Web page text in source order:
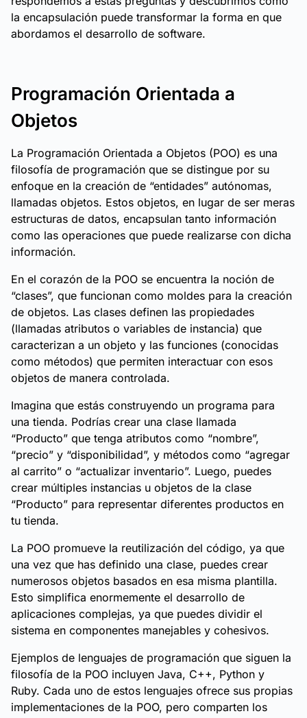
la encapsulación puede transformar la forma en que
abordamos el desarrollo de software.
Programación Orientada a
Objetos
La Programación Orientada a Objetos (POO) es una
filosofía de programación que se distingue por su
enfoque en la creación de “entidades” autónomas,
llamadas objetos. Estos objetos, en lugar de ser meras
estructuras de datos, encapsulan tanto información
como las operaciones que puede realizarse con dicha
información.
En el corazón de la POO se encuentra la noción de
“clases”, que funcionan como moldes para la creación
de objetos. Las clases definen las propiedades
(llamadas atributos o variables de instancia) que
caracterizan a un objeto y las funciones (conocidas
como métodos) que permiten interactuar con esos
objetos de manera controlada.
Imagina que estás construyendo un programa para
una tienda. Podrías crear una clase llamada
“Producto” que tenga atributos como “nombre”,
“precio” y “disponibilidad”, y métodos como “agregar
al carrito” o “actualizar inventario”. Luego, puedes
crear múltiples instancias u objetos de la clase
“Producto” para representar diferentes productos en
tu tienda.
La POO promueve la reutilización del código, ya que
una vez que has definido una clase, puedes crear
numerosos objetos basados en esa misma plantilla.
Esto simplifica enormemente el desarrollo de
aplicaciones complejas, ya que puedes dividir el
sistema en componentes manejables y cohesivos.
Ejemplos de lenguajes de programación que siguen la
filosofía de la POO incluyen Java, C++, Python y
Ruby. Cada uno de estos lenguajes ofrece sus propias
implementaciones de la POO, pero comparten los